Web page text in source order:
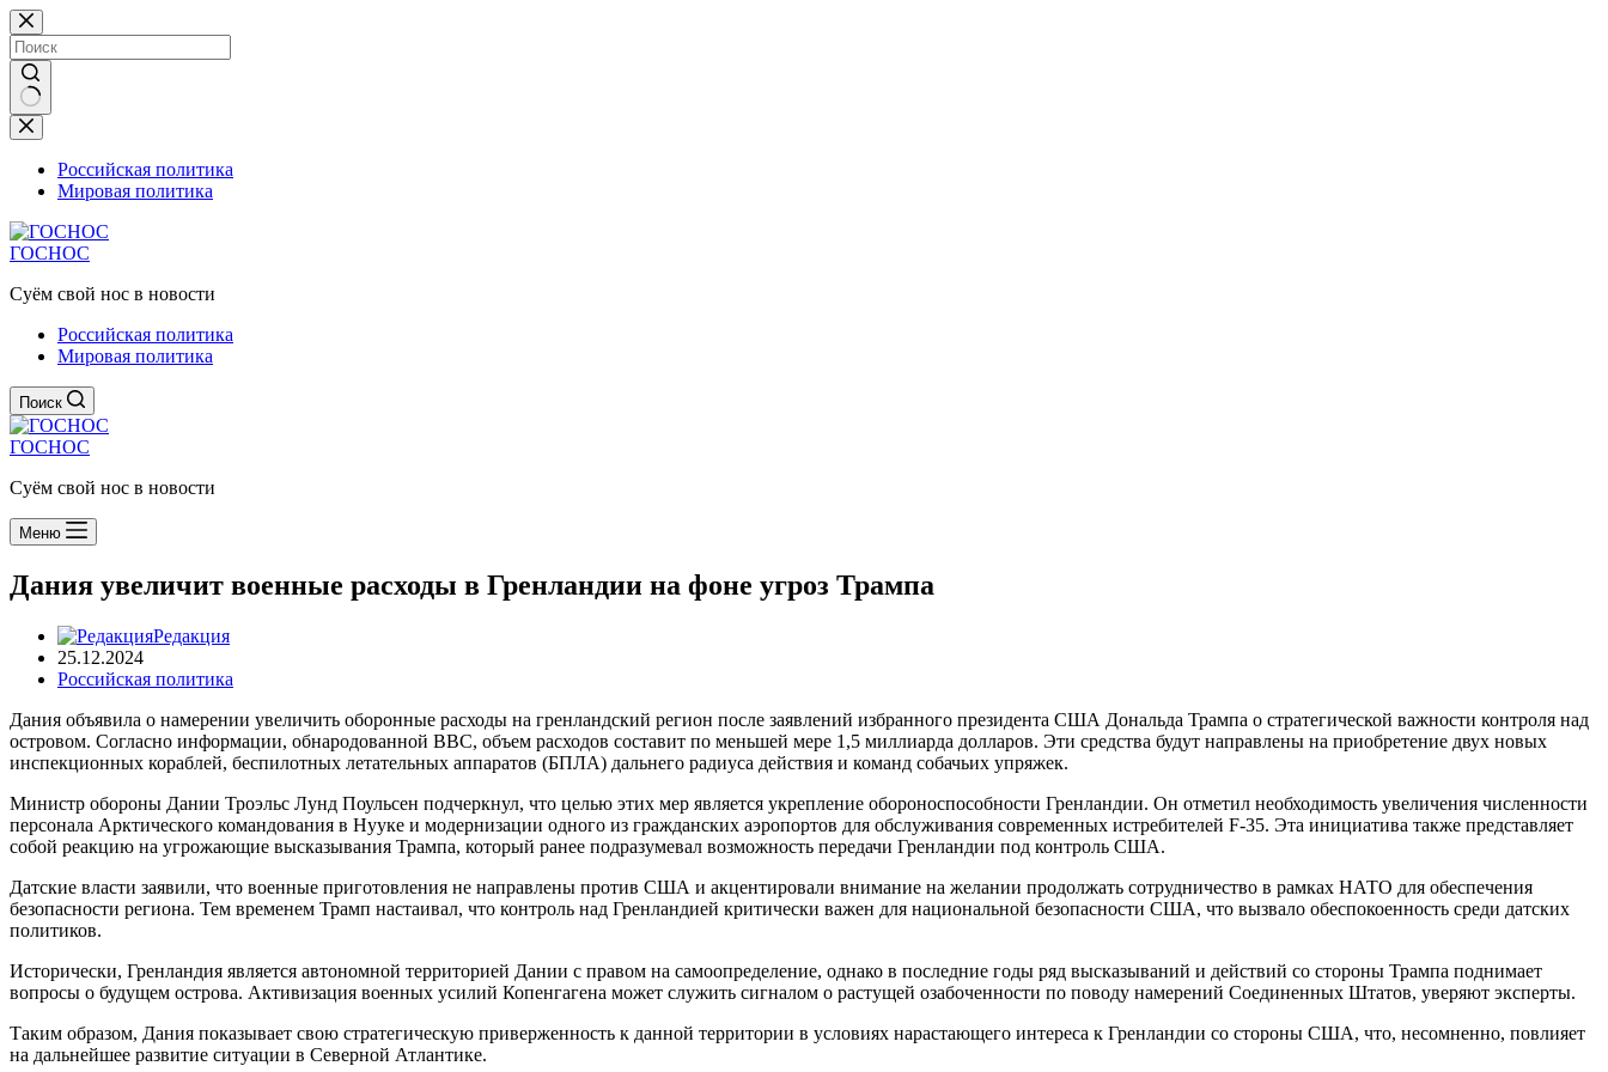
Перейти
к
сути
Ничего
не
найденоРоссийская политика
Мировая политика
ГОСНОС
Суём свой нос в новости
Российская политика
Мировая политика
Поиск
ГОСНОС
Суём свой нос в новости
Меню
Дания увеличит военные расходы в Гренландии на фоне угроз Трампа
Редакция
25.12.2024
Российская политика
Дания объявила о намерении увеличить оборонные расходы на гренландский регион после заявлений избранного президента США Дональда Трампа о стратегической важности контроля над
островом. Согласно информации, обнародованной BBC, объем расходов составит по меньшей мере 1,5 миллиарда долларов. Эти средства будут направлены на приобретение двух новых
инспекционных кораблей, беспилотных летательных аппаратов (БПЛА) дальнего радиуса действия и команд собачьих упряжек.
Министр обороны Дании Троэльс Лунд Поульсен подчеркнул, что целью этих мер является укрепление обороноспособности Гренландии. Он отметил необходимость увеличения численности
персонала Арктического командования в Нууке и модернизации одного из гражданских аэропортов для обслуживания современных истребителей F-35. Эта инициатива также представляет
собой реакцию на угрожающие высказывания Трампа, который ранее подразумевал возможность передачи Гренландии под контроль США.
Датские власти заявили, что военные приготовления не направлены против США и акцентировали внимание на желании продолжать сотрудничество в рамках НАТО для обеспечения
безопасности региона. Тем временем Трамп настаивал, что контроль над Гренландией критически важен для национальной безопасности США, что вызвало обеспокоенность среди датских
политиков.
Исторически, Гренландия является автономной территорией Дании с правом на самоопределение, однако в последние годы ряд высказываний и действий со стороны Трампа поднимает
вопросы о будущем острова. Активизация военных усилий Копенгагена может служить сигналом о растущей озабоченности по поводу намерений Соединенных Штатов, уверяют эксперты.
Таким образом, Дания показывает свою стратегическую приверженность к данной территории в условиях нарастающего интереса к Гренландии со стороны США, что, несомненно, повлияет
на дальнейшее развитие ситуации в Северной Атлантике.